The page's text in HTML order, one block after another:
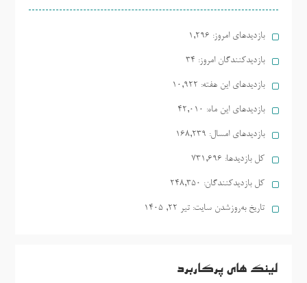
بازدیدهای امروز: 1,296
بازدیدکنندگان امروز: 34
بازدیدهای این هفته: 10,922
بازدیدهای این ماه: 42,010
بازدیدهای امسال: 168,239
کل بازدیدها: 731,696
کل بازدیدکنند‌گان: 248,350
تاریخ به‌روزشدن سایت: تیر ۲۲, ۱۴۰۵
لینک های پرکاربرد